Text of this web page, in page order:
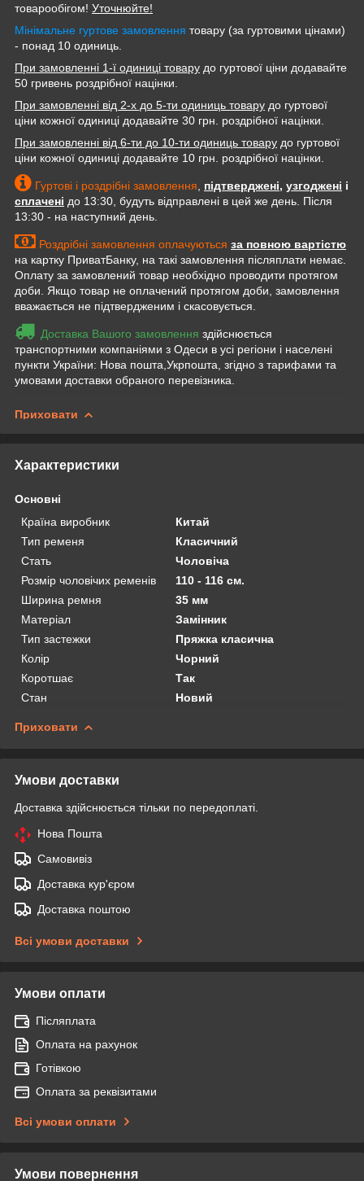
товарообігом! Уточнюйте!
Мінімальне гуртове замовлення товару (за гуртовими цінами)
- понад 10 одиниць.
При замовленні 1-ї одиниці товару до гуртової ціни додавайте
50 гривень роздрібної націнки.
При замовленні від 2-х до 5-ти одиниць товару до гуртової
ціни кожної одиниці додавайте 30 грн. роздрібної націнки.
При замовленні від 6-ти до 10-ти одиниць товару до гуртової
ціни кожної одиниці додавайте 10 грн. роздрібної націнки.
Гуртові і роздрібні замовлення підтверджені, узгоджені і
сплачені до 13:30, будуть відправлені в цей же день. Після
13:30 - на наступний день.
Роздрібні замовлення оплачуються за повною вартістю
на картку ПриватБанку, на такі замовлення післяплати немає.
Оплату за замовлений товар необхідно проводити протягом
доби. Якщо товар не оплачений протягом доби, замовлення
вважається не підтвердженим і скасовується.
Доставка Вашого замовлення здійснюється
транспортними компаніями з Одеси в усі регіони і населені
пункти України: Нова пошта,Укрпошта, згідно з тарифами та
умовами доставки обраного перевізника.
Приховати
Характеристики
Основні
Країна виробник
Китай
Тип ременя
Класичний
Стать
Чоловіча
Розмір чоловічих ременів
110 - 116 см.
Ширина ремня
35 мм
Матеріал
Замінник
Тип застежки
Пряжка класична
Колір
Чорний
Коротшає
Так
Стан
Новий
Приховати
Умови доставки
Доставка здійснюється тільки по передоплаті.
Нова Пошта
Самовивіз
Доставка кур'єром
Доставка поштою
Всі умови доставки
Умови оплати
Післяплата
Оплата на рахунок
Готівкою
Оплата за реквізитами
Всі умови оплати
Умови повернення